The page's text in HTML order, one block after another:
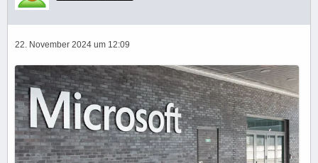
22. November 2024 um 12:09